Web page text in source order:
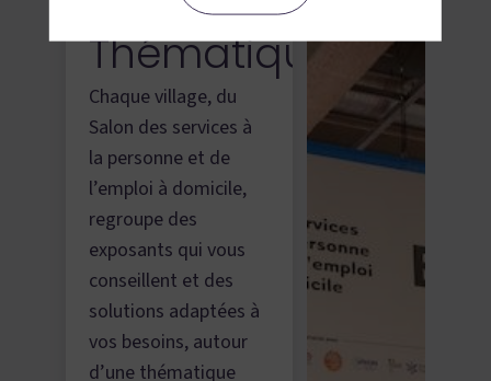
Thématiques
Chaque village, du
Salon des services à
la personne et de
l’emploi à domicile,
regroupe des
exposants qui vous
conseillent et des
solutions adaptées à
vos besoins, autour
d’une thématique